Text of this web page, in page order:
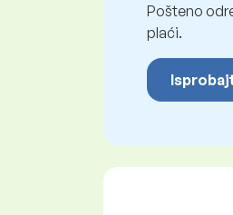
Pošteno
plaći.